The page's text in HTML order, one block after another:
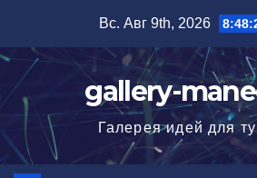
содержимому
Вс. Авг 9th, 2026
gallery-
Галерея идей для